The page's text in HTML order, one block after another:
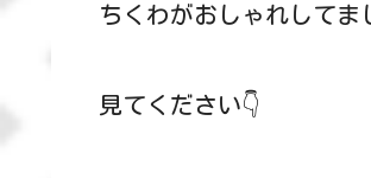
ちくわがおしゃれしてま
見てください👇